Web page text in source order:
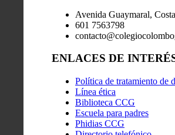
Avenida Guaymaral,
601 7563798
ENLACES DE
Política de tratamiento de
Línea ética
Biblioteca CCG
Escuela para padres
Phidias CCG